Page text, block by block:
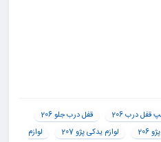
قفل درب 206
قفل درب جلو 206
206 لوازم یدکی پژو 207
لوازم